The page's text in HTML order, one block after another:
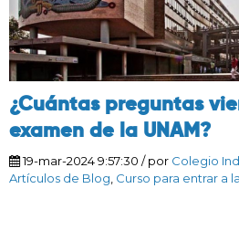
¿Cuántas preguntas
examen de la UNAM?
19-mar-2024 9:57:30 / por Colegio
Artículos de Blog Curso para entrar a